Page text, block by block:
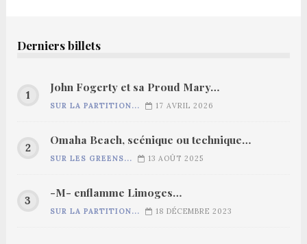
Derniers billets
John Fogerty et sa Proud Mary…
SUR LA PARTITION... 17 AVRIL 2026
Omaha Beach, scénique ou technique…
SUR LES GREENS... 13 AOÛT 2025
-M- enflamme Limoges…
SUR LA PARTITION... 18 DÉCEMBRE 2023